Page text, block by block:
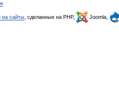
на сайты , сделанные на PHP, Joomla,